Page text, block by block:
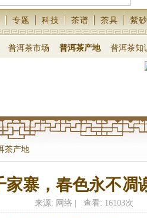
专题 科技 茶谱 茶具 紫砂
普洱茶市场 普洱茶产地 普洱茶知
茶产地
家寨，春色永不凋
来源: 网络 | 查看: 16103次